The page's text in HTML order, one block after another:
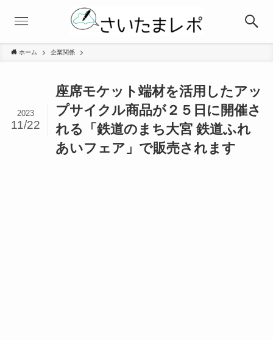
ホーム 企業関係
座席モケット端材を活用したアッ
プサイクル商品が２５日に開催さ
れる「鉄道のまち大宮 鉄道ふれ
あいフェア」で販売されます
2023
11/22